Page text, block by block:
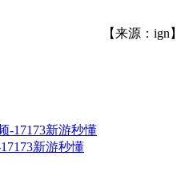
【来源：ign】
新游秒懂